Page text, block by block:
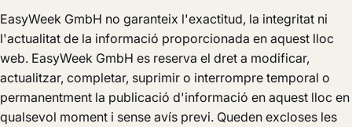
EasyWeek GmbH no garanteix l'exactitud, la integritat ni
l'actualitat de la informació proporcionada en aquest lloc
web. EasyWeek GmbH es reserva el dret a modificar,
actualitzar, completar, suprimir o interrompre temporal o
permanentment la publicació d'informació en aquest lloc en
qualsevol moment i sense avís previ. Queden excloses les